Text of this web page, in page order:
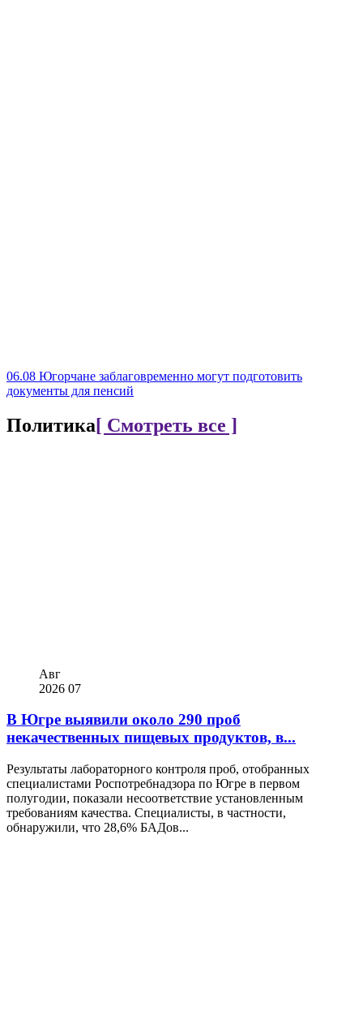
06.08 Югорчане заблаговременно могут подготовить
документы для пенсий
Политика[ Смотреть все ]
Авг
2026 07
В Югре выявили около 290 проб
некачественных пищевых продуктов, в...
Результаты лабораторного контроля проб, отобранных
специалистами Роспотребнадзора по Югре в первом
полугодии, показали несоответствие установленным
требованиям качества. Специалисты, в частности,
обнаружили, что 28,6% БАДов...